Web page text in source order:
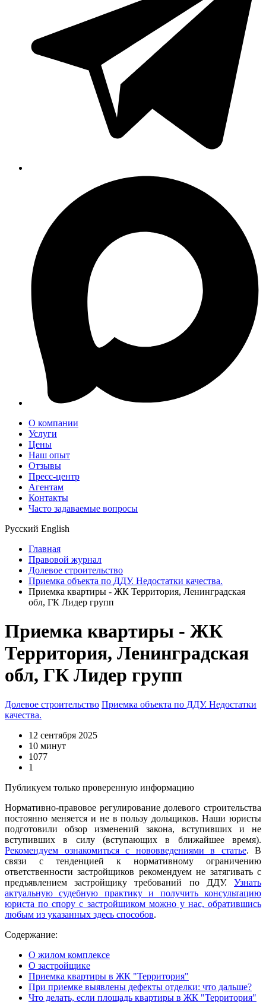
О компании
Услуги
Цены
Наш опыт
Отзывы
Пресс-центр
Агентам
Контакты
Часто задаваемые вопросы
Русский English
Главная
Правовой журнал
Долевое строительство
Приемка объекта по ДДУ. Недостатки качества.
Приемка квартиры - ЖК Территория, Ленинградская
обл, ГК Лидер групп
Приемка квартиры - ЖК
Территория, Ленинградская
обл, ГК Лидер групп
Долевое строительство Приемка объекта по ДДУ. Недостатки
качества.
12 сентября 2025
10 минут
1077
1
Публикуем только проверенную информацию
Нормативно-правовое регулирование долевого строительства
постоянно меняется и не в пользу дольщиков. Наши юристы
подготовили обзор изменений закона, вступивших и не
вступивших в силу (вступающих в ближайшее время).
Рекомендуем ознакомиться с нововведениями в статье. В
связи с тенденцией к нормативному ограничению
ответственности застройщиков рекомендуем не затягивать с
предъявлением застройщику требований по ДДУ. Узнать
актуальную судебную практику и получить консультацию
юриста по спору с застройщиком можно у нас, обратившись
любым из указанных здесь способов.
Содержание:
О жилом комплексе
О застройщике
Приемка квартиры в ЖК "Территория"
При приемке выявлены дефекты отделки: что дальше?
Что делать, если площадь квартиры в ЖК "Территория"